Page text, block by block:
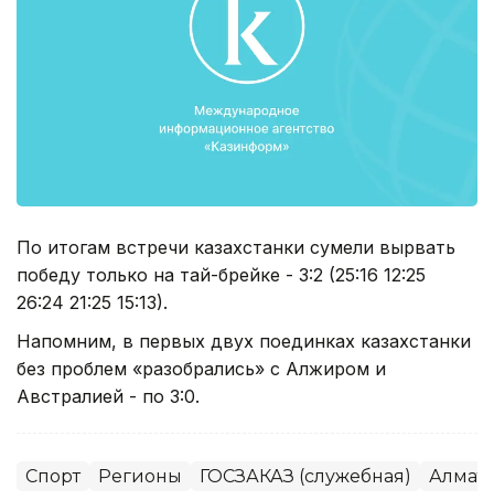
По итогам встречи казахстанки сумели вырвать
победу только на тай-брейке - 3:2 (25:16 12:25
26:24 21:25 15:13).
Напомним, в первых двух поединках казахстанки
без проблем «разобрались» с Алжиром и
Австралией - по 3:0.
Спорт Регионы ГОСЗАКАЗ (служебная)